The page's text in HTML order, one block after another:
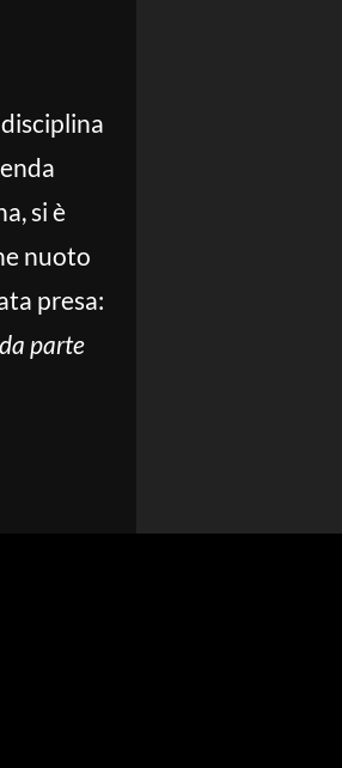
si è
nuoto
presa:
parte